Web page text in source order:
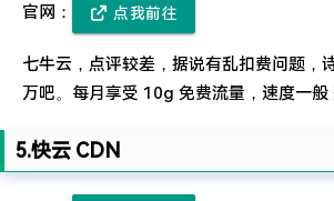
官网： 点我前往
七牛云，点评较差，据说有乱扣费问题，
万吧。每月享受 10g 免费流量，速度一般
5.快云 CDN